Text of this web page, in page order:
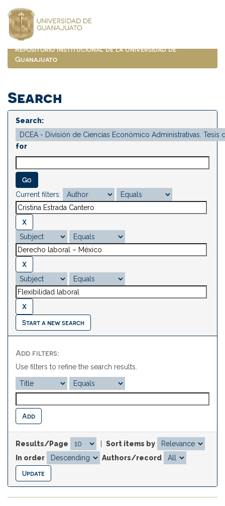
navigation
Repositorio Institucional de la Universidad de
Guanajuato
Search
Search:
for
Current filters:
Start a new search
Add filters:
Use filters to refine the search results.
Results/Page
Sort items by
In order
Authors/record